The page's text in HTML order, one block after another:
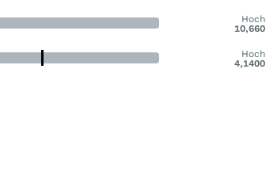
Hoch
10,660
Hoch
4,1400